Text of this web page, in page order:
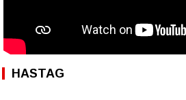
HASTAG